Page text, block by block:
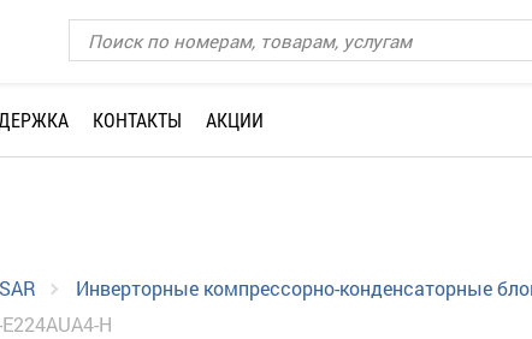
КОНТАКТЫ АКЦИИ
Инверторные компрессорно-конденсаторные
H